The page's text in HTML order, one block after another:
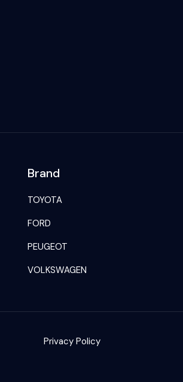
Brand
TOYOTA
FORD
PEUGEOT
VOLKSWAGEN
Privacy Policy